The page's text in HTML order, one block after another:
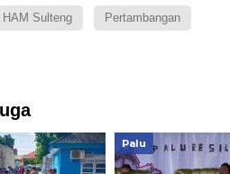
HAM Sulteng Pertambangan
Palu